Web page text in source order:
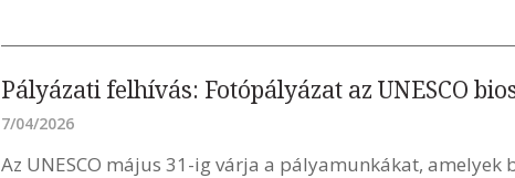
Pályázati felhívás: Fotópályázat az UNESCO
7/04/2026
Az UNESCO május 31-ig várja a pályamunkákat,